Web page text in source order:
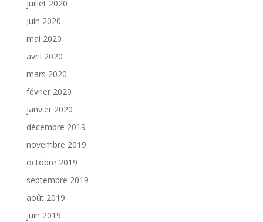
juillet 2020
juin 2020
mai 2020
avril 2020
mars 2020
février 2020
janvier 2020
décembre 2019
novembre 2019
octobre 2019
septembre 2019
août 2019
juin 2019